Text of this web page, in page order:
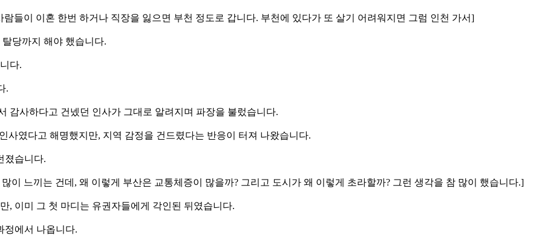
들이 이혼 한번 하거나 직장을 잃으면 부천 정도로 갑니다. 부천에 있다가 또 살기 어려워지면 그럼 인천 가서]
당까지 해야 했습니다.
다.
.
감사하다고 건넸던 인사가 그대로 알려지며 파장을 불렀습니다.
였다고 해명했지만, 지역 감정을 건드렸다는 반응이 터져 나왔습니다.
졌습니다.
이 느끼는 건데, 왜 이렇게 부산은 교통체증이 많을까? 그리고 도시가 왜 이렇게 초라할까? 그런 생각을 참 많이 했습니다.]
, 이미 그 첫 마디는 유권자들에게 각인된 뒤였습니다.
정에서 나옵니다.